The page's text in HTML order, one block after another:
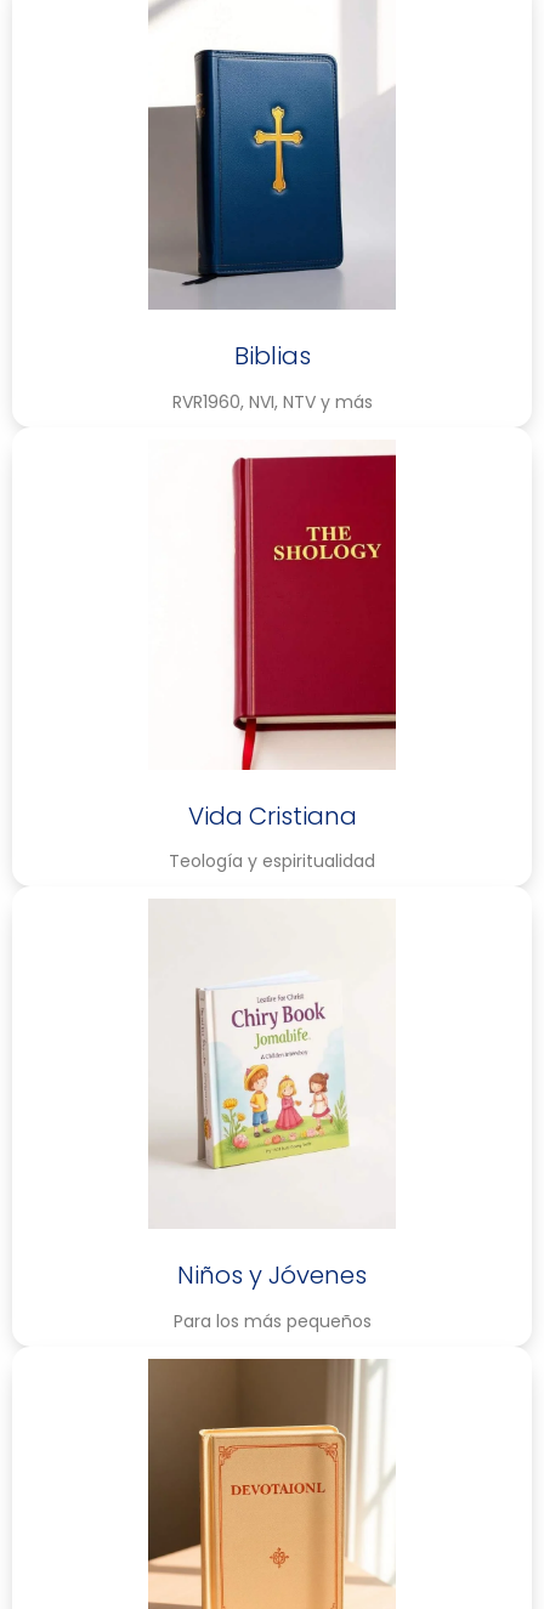
Biblias
RVR1960, NVI, NTV y más
Vida Cristiana
Teología y espiritualidad
Niños y Jóvenes
Para los más pequeños